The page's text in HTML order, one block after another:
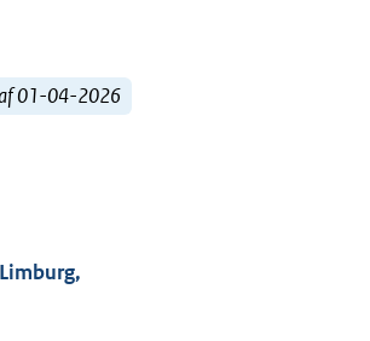
01-04-2026